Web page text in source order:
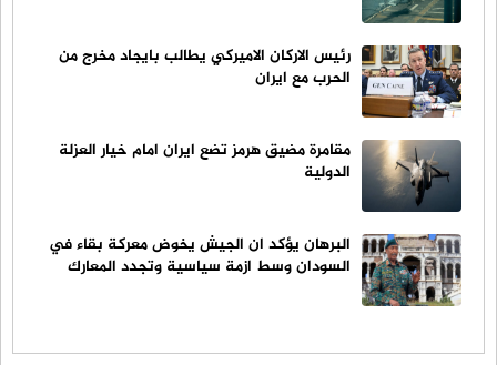
رئيس الاركان الاميركي يطالب بايجاد مخرج من
الحرب مع ايران
مقامرة مضيق هرمز تضع ايران امام خيار العزلة
الدولية
البرهان يؤكد ان الجيش يخوض معركة بقاء في
السودان وسط ازمة سياسية وتجدد المعارك